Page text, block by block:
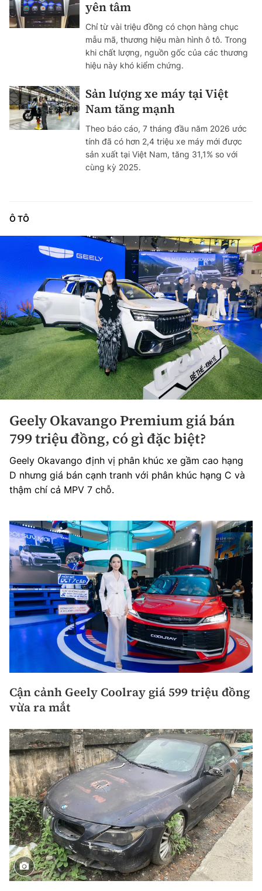
yên tâm
Chỉ từ vài triệu đồng có chọn hàng chục
mẫu mã, thương hiệu màn hình ô tô. Trong
khi chất lượng, nguồn gốc của các thương
hiệu này khó kiểm chứng.
Sản lượng xe máy tại Việt
Nam tăng mạnh
Theo báo cáo, 7 tháng đầu năm 2026 ước
tính đã có hơn 2,4 triệu xe máy mới được
sản xuất tại Việt Nam, tăng 31,1% so với
cùng kỳ 2025.
Ô TÔ
Geely Okavango Premium giá bán
799 triệu đồng, có gì đặc biệt?
Geely Okavango định vị phân khúc xe gầm cao hạng
D nhưng giá bán cạnh tranh với phân khúc hạng C và
thậm chí cả MPV 7 chỗ.
Cận cảnh Geely Coolray giá 599 triệu đồng
vừa ra mắt